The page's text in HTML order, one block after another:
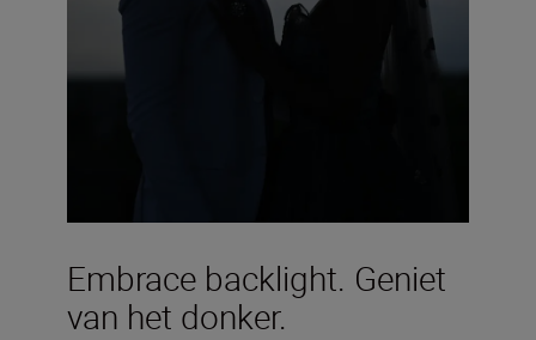
Embrace backlight. Geniet
van het donker.